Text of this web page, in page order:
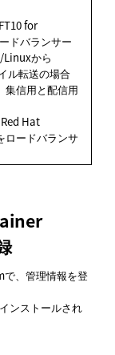
for
ドバランサー
Linuxから
ル転送の場合
集信用と配信用
Hat
ロードバランサ
、管理情報を登
ンストールされ